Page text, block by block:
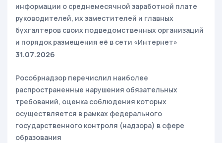
информации о среднемесячной заработной плате
руководителей, их заместителей и главных
бухгалтеров своих подведомственных организаций
и порядок размещения её в сети «Интернет»
31.07.2026
Рособрнадзор перечислил наиболее
распространенные нарушения обязательных
требований, оценка соблюдения которых
осуществляется в рамках федерального
государственного контроля (надзора) в сфере
образования